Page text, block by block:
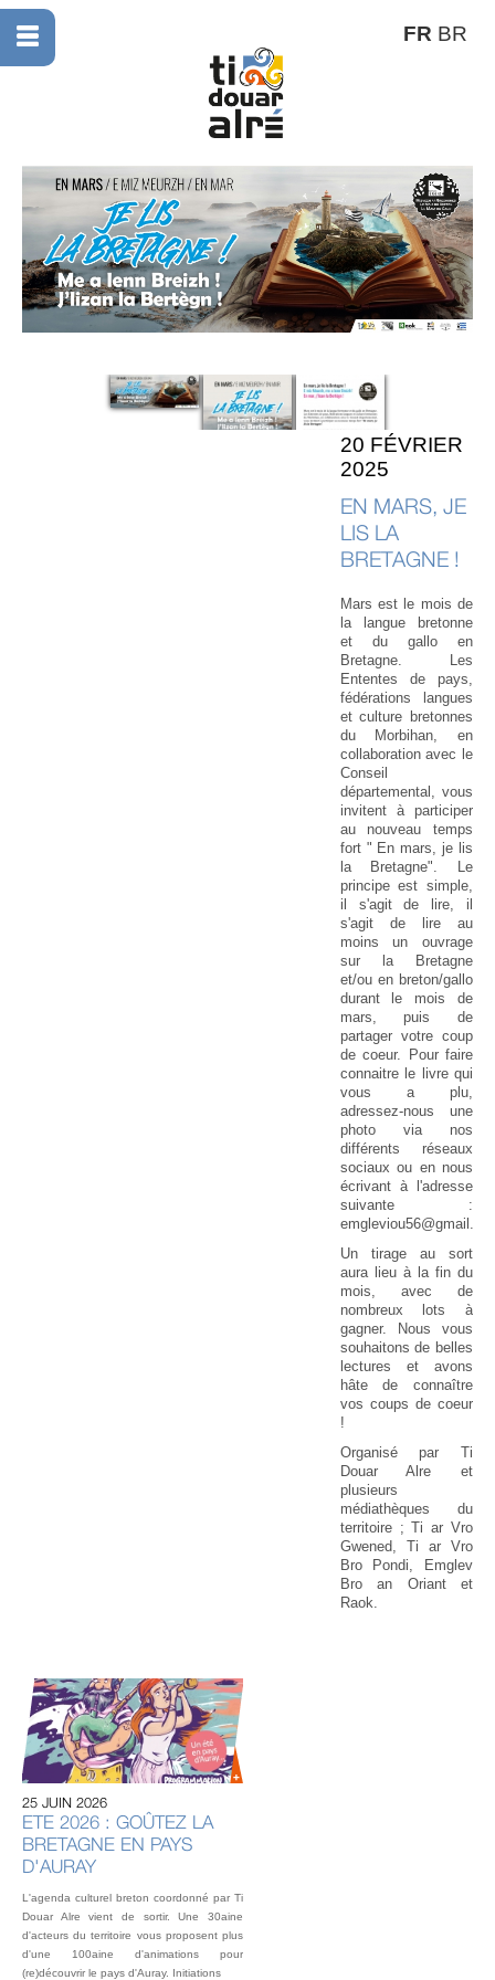
FR BR
20 FÉVRIER
2025
EN MARS, JE
LIS LA
BRETAGNE !
Mars est le mois de
la langue bretonne
et du gallo en
Bretagne. Les
Ententes de pays,
fédérations langues
et culture bretonnes
du Morbihan, en
collaboration avec le
Conseil
départemental, vous
invitent à participer
au nouveau temps
fort " En mars, je lis
la Bretagne". Le
principe est simple,
il s'agit de lire, il
s'agit de lire au
moins un ouvrage
sur la Bretagne
et/ou en breton/gallo
durant le mois de
mars, puis de
partager votre coup
de coeur. Pour faire
connaitre le livre qui
vous a plu,
adressez-nous une
photo via nos
différents réseaux
sociaux ou en nous
écrivant à l'adresse
suivante :
Un tirage au sort
aura lieu à la fin du
mois, avec de
nombreux lots à
gagner. Nous vous
souhaitons de belles
lectures et avons
hâte de connaître
vos coups de coeur
!
Organisé par Ti
Douar Alre et
plusieurs
médiathèques du
territoire ; Ti ar Vro
Gwened, Ti ar Vro
Bro Pondi, Emglev
Bro an Oriant et
Raok.
25 JUIN 2026
ETE 2026 : GOÛTEZ LA
BRETAGNE EN PAYS
D'AURAY
L'agenda culturel breton coordonné par Ti
Douar Alre vient de sortir. Une 30aine
d'acteurs du territoire vous proposent plus
d'une 100aine d'animations pour
(re)découvrir le pays d'Auray. Initiations